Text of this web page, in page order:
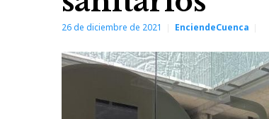
26 de diciembre de 2021 EnciendeCuenca